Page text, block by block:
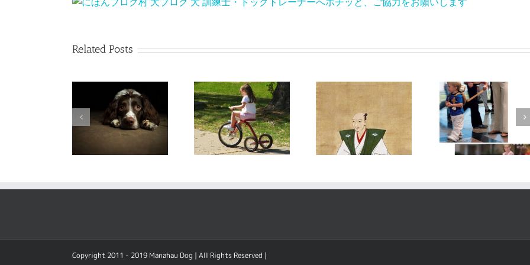
Related Posts
Copyright 2011 - 2019 Manahau Dog | All Rights Reserved |